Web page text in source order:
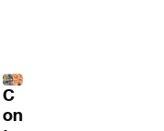
C
on